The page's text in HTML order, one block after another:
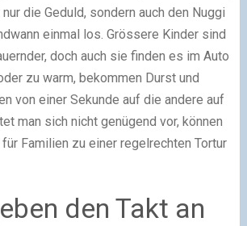
die Geduld, sondern auch den Nuggi
einmal los. Grössere Kinder sind
doch auch sie finden es im Auto
zu warm, bekommen Durst und
von einer Sekunde auf die andere auf
man sich nicht genügend vor, können
Familien zu einer regelrechten Tortur
den Takt an